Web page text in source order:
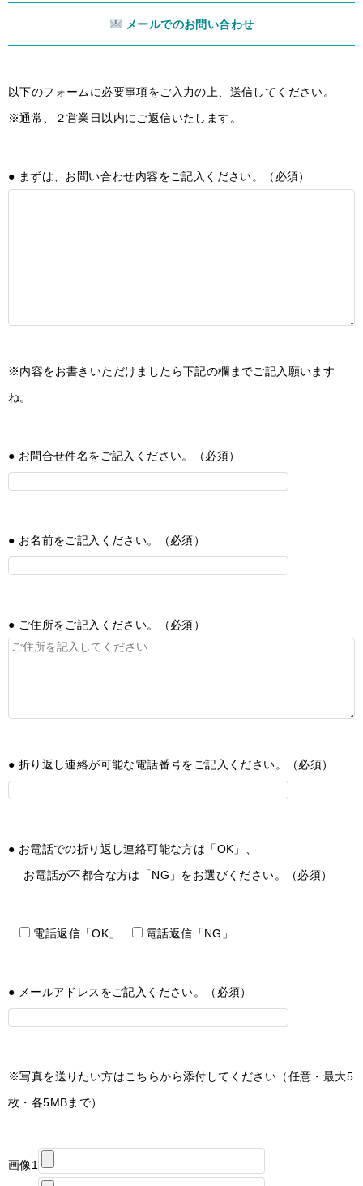
メールでのお問い合わせ
以下のフォームに必要事項をご入力の上、送信してください。
※通常、２営業日以内にご返信いたします。
● まずは、お問い合わせ内容をご記入ください。（必須）
※内容をお書きいただけましたら下記の欄までご記入願います
ね。
● お問合せ件名をご記入ください。（必須）
● お名前をご記入ください。（必須）
● ご住所をご記入ください。（必須）
● 折り返し連絡が可能な電話番号をご記入ください。（必須）
● お電話での折り返し連絡可能な方は「OK」、
お電話が不都合な方は「NG」をお選びください。（必須）
電話返信「OK」 電話返信「NG」
● メールアドレスをご記入ください。（必須）
※写真を送りたい方はこちらから添付してください（任意・最大5
枚・各5MBまで）
画像1